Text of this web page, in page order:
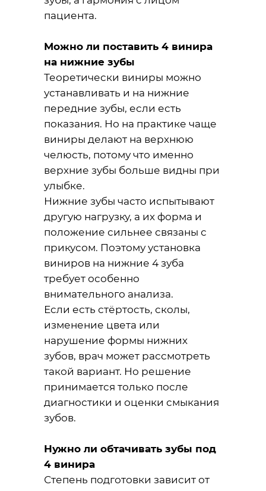
пациента.
Можно ли поставить 4 винира
на нижние зубы
Теоретически виниры можно
устанавливать и на нижние
передние зубы, если есть
показания. Но на практике чаще
виниры делают на верхнюю
челюсть, потому что именно
верхние зубы больше видны при
улыбке.
Нижние зубы часто испытывают
другую нагрузку, а их форма и
положение сильнее связаны с
прикусом. Поэтому установка
виниров на нижние 4 зуба
требует особенно
внимательного анализа.
Если есть стёртость, сколы,
изменение цвета или
нарушение формы нижних
зубов, врач может рассмотреть
такой вариант. Но решение
принимается только после
диагностики и оценки смыкания
зубов.
Нужно ли обтачивать зубы под
4 винира
Степень подготовки зависит от